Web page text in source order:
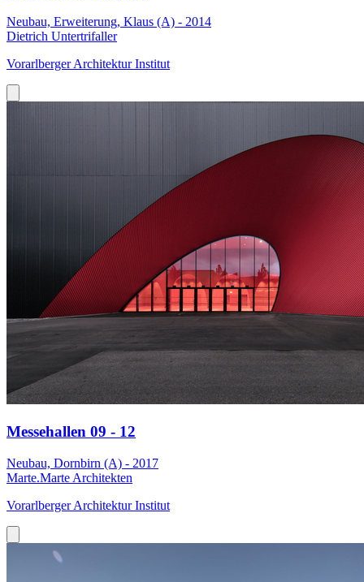
Neubau, Erweiterung, Klaus (A) - 2014
Dietrich Untertrifaller
Vorarlberger Architektur Institut
Messehallen 09 - 12
Neubau, Dornbirn (A) - 2017
Marte.Marte Architekten
Vorarlberger Architektur Institut